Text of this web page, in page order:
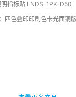
明指标贴 LNDS-1PK-D50
四色叠印印刷色卡光面铜